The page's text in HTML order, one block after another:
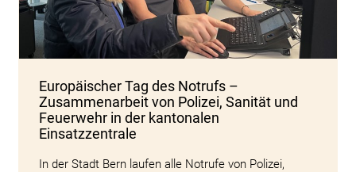
Europäischer Tag des Notrufs –
Zusammenarbeit von Polizei, Sanität und
Feuerwehr in der kantonalen
Einsatzzentrale
In der Stadt Bern laufen alle Notrufe von Polizei,